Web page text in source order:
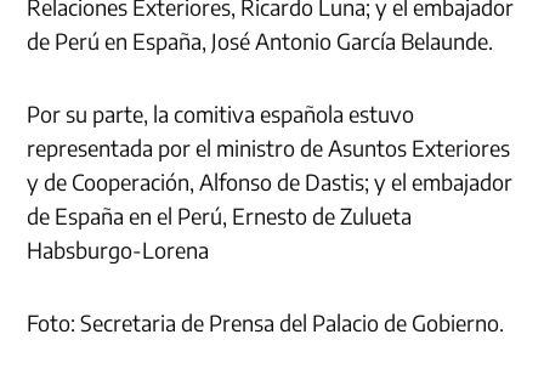
Relaciones Exteriores, Ricardo Luna; y el embajador
de Perú en España, José Antonio García Belaunde.
Por su parte, la comitiva española estuvo
representada por el ministro de Asuntos Exteriores
y de Cooperación, Alfonso de Dastis; y el embajador
de España en el Perú, Ernesto de Zulueta
Habsburgo-Lorena
Foto: Secretaria de Prensa del Palacio de Gobierno.